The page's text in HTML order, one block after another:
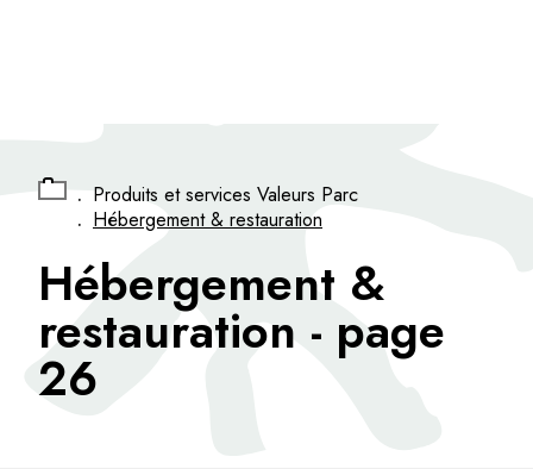
. Produits et services Valeurs Parc
. Hébergement & restauration
Hébergement &
restauration - page
26